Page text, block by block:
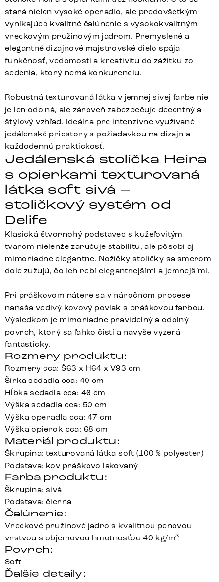
stará nielen vysoké operadlo, ale predovšetkým
vynikajúco kvalitné čalúnenie s vysokokvalitným
vreckovým pružinovým jadrom. Premyslené a
elegantné dizajnové majstrovské dielo spája
funkčnosť, vedomosti a kreativitu do zážitku zo
sedenia, ktorý nemá konkurenciu.
Robustná texturovaná látka v jemnej sivej farbe nie
je len odolná, ale zároveň zabezpečuje decentný a
štýlový vzhľad. Ideálna pre intenzívne využívané
jedálenské priestory s požiadavkou na dizajn a
každodennú praktickosť.
Jedálenská stolička Heira
s opierkami texturovaná
látka soft sivá –
stoličkový systém od
Delife
Klasická štvornohý podstavec s kužeľovitým
tvarom nielenže zaručuje stabilitu, ale pôsobí aj
mimoriadne elegantne. Nožičky stoličky sa smerom
dole zužujú, čo ich robí elegantnejšími a jemnejšími.
Pri práškovom nátere sa v náročnom procese
nanáša vodivý kovový povlak s práškovou farbou.
Výsledkom je mimoriadne pravidelný a odolný
povrch, ktorý sa ľahko čistí a navyše vyzerá
fantasticky.
Rozmery produktu:
Rozmery cca: Š63 x H64 x V93 cm
Šírka sedadla cca: 40 cm
Hĺbka sedadla cca: 46 cm
Výška sedadla cca: 50 cm
Výška operadla cca: 47 cm
Výška opierok cca: 68 cm
Materiál produktu:
Škrupina: texturovaná látka soft (100 % polyester)
Podstava: kov práškovo lakovaný
Farba produktu:
Škrupina: sivá
Podstava: čierna
Čalúnenie:
Vreckové pružinové jadro s kvalitnou penovou
vrstvou s objemovou hmotnosťou 40 kg/m3
Povrch:
Soft
Ďalšie detaily: